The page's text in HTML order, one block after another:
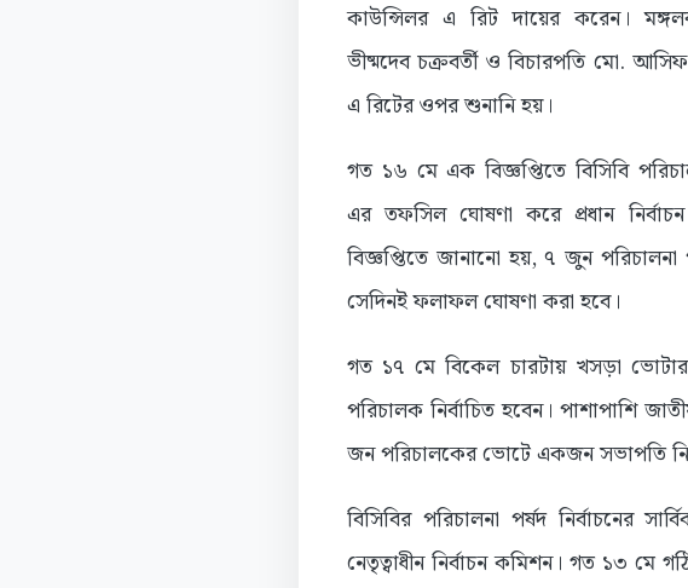
কাউন্সিলর এ রিট দায়ের করেন।
ভীষ্মদেব চক্রবর্তী ও বিচারপতি মো.
এ রিটের ওপর শুনানি হয়।
গত ১৬ মে এক বিজ্ঞপ্তিতে বিসিবি
এর তফসিল ঘোষণা করে প্রধান
বিজ্ঞপ্তিতে জানানো হয়, ৭ জুন পরিচালনা
সেদিনই ফলাফল ঘোষণা করা হবে।
গত ১৭ মে বিকেল চারটায় খসড়া ভোটার
পরিচালক নির্বাচিত হবেন। পাশাপাশি
জন পরিচালকের ভোটে একজন সভাপতি
বিসিবির পরিচালনা পর্ষদ নির্বাচনের
নেতৃত্বাধীন নির্বাচন কমিশন। গত ১৩